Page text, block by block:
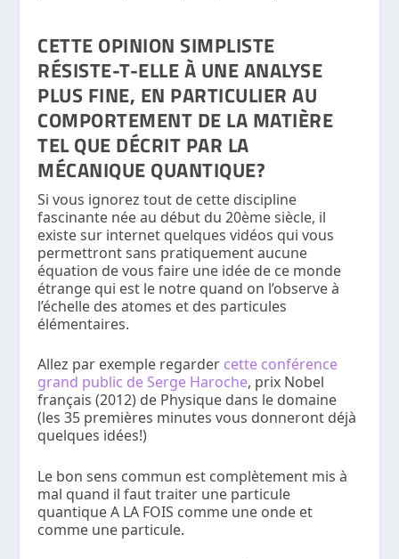
CETTE OPINION SIMPLISTE
RÉSISTE-T-ELLE À UNE ANALYSE
PLUS FINE, EN PARTICULIER AU
COMPORTEMENT DE LA MATIÈRE
TEL QUE DÉCRIT PAR LA
MÉCANIQUE QUANTIQUE?
Si vous ignorez tout de cette discipline
fascinante née au début du 20ème siècle, il
existe sur internet quelques vidéos qui vous
permettront sans pratiquement aucune
équation de vous faire une idée de ce monde
étrange qui est le notre quand on l’observe à
l’échelle des atomes et des particules
élémentaires.
Allez par exemple regarder cette conférence
grand public de Serge Haroche, prix Nobel
français (2012) de Physique dans le domaine
(les 35 premières minutes vous donneront déjà
quelques idées!)
Le bon sens commun est complètement mis à
mal quand il faut traiter une particule
quantique A LA FOIS comme une onde et
comme une particule.